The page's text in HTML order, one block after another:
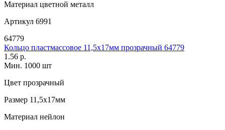
Материал цветной металл
Артикул 6991
64779
Кольцо пластмассовое 11,5х17мм прозрачный 64779
1.56 р.
Мин. 1000 шт
Цвет прозрачный
Размер 11,5х17мм
Материал нейлон